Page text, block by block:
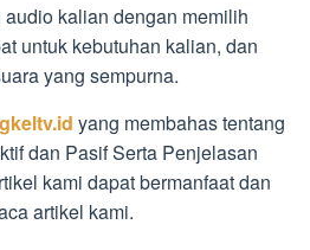
kalian dengan memilih
untuk kebutuhan kalian, dan
yang sempurna.
yang membahas tentang
dan Pasif Serta Penjelasan
kami dapat bermanfaat dan
artikel kami.